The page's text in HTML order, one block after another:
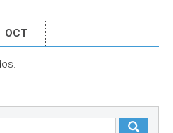
OCT